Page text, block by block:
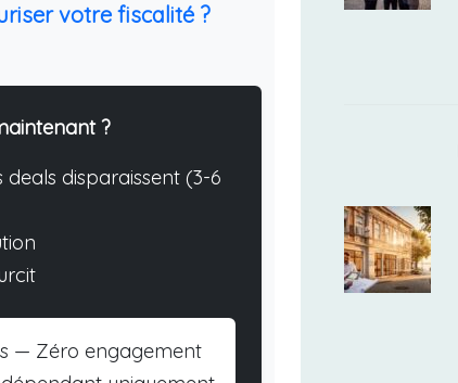
votre fiscalité ?
?
deals disparaissent (3-6
— Zéro engagement